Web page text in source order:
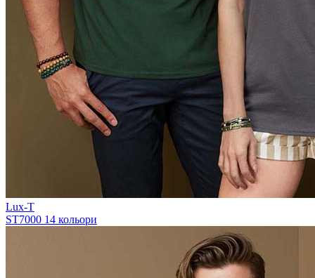
Lux-T
ST7000 14 кольори